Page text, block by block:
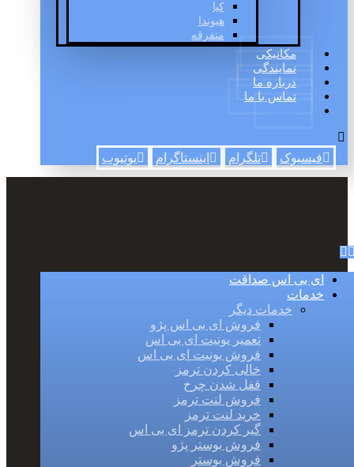
کیا
هیوندا
متفرقه
مکانیکی
نمایندگی
درباره ما
تماس با ما
فیسبوک تلگرام اینستاگرام یوتیوب
ای بی اس صداقت
خدمات
خدمات دیگر
فروش ای بی اس پژو
تعمیر یونیت ای بی اس
فروش یونیت ای بی اس
خالی کردن ترمز
قفل شدن چرخ
فروش لنت ترمز
خرید لنت ترمز
گیر کردن ترمز ای بی اس
فروش بوستر پژو
فروش بوستر